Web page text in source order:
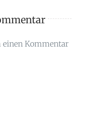
einen Kommentar